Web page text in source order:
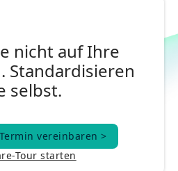
nicht auf Ihre
Standardisieren
selbst.
vereinbaren >
vereinbaren >
Tour starten